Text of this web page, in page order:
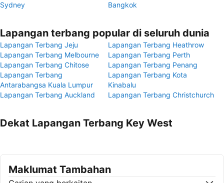
Sydney
Bangkok
Lapangan terbang popular di seluruh dunia
Lapangan Terbang Jeju
Lapangan Terbang Heathrow
Lapangan Terbang Melbourne
Lapangan Terbang Perth
Lapangan Terbang Chitose
Lapangan Terbang Penang
Lapangan Terbang
Antarabangsa Kuala Lumpur
Lapangan Terbang Kota
Kinabalu
Lapangan Terbang Auckland
Lapangan Terbang Christchurch
Dekat Lapangan Terbang Key West
Maklumat Tambahan